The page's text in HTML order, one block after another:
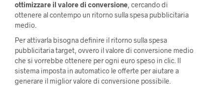
ottimizzare il valore di conversione, cercando di
ottenere al contempo un ritorno sulla spesa pubblicitaria
medio.
Per attivarla bisogna definire il ritorno sulla spesa
pubblicitaria target, ovvero il valore di conversione medio
che si vorrebbe ottenere per ogni euro speso in clic. Il
sistema imposta in automatico le offerte per aiutare a
generare il miglior valore di conversione possibile.